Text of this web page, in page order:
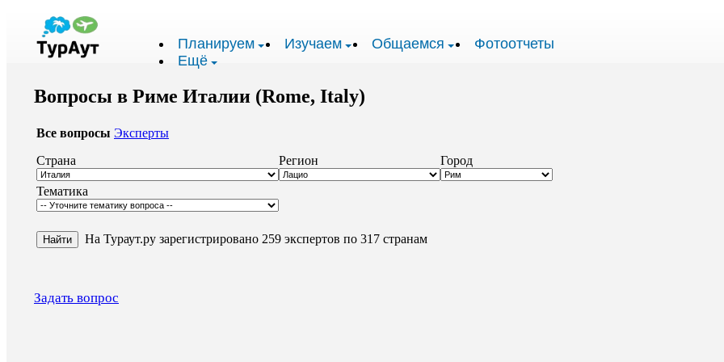
Планируем Изучаем Общаемся
Фотоотчеты
Ещё
Вопросы в Риме Италии (Rome, Italy)
Все вопросы Эксперты
Страна
Регион Город
Тематика
На Тураут.ру зарегистрировано 259 экспертов по 317 странам
Задать вопрос